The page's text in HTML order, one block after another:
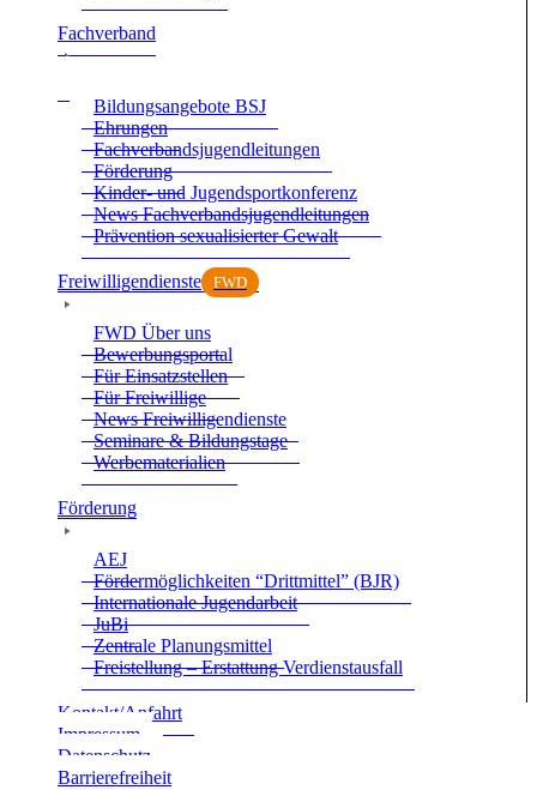
Fach­ver­band
Bil­dungs­an­ge­bote BSJ
Ehrun­gen
Fach­ver­bands­ju­gend­lei­tun­gen
För­de­rung
Kin­der- und Jugend­sport­kon­fe­renz
News Fach­ver­bands­ju­gend­lei­tun­gen
Prä­ven­tion sexua­li­sier­ter Gewalt
Frei­wil­li­gen­dienste FWD
FWD Über uns
Bewer­bungs­por­tal
Für Ein­satz­stel­len
Für Frei­wil­lige
News Frei­wil­li­gen­dienste
Semi­nare & Bil­dungs­tage
Wer­be­ma­te­ria­lien
För­de­rung
AEJ
För­der­mög­lich­kei­ten “Dritt­mit­tel” (BJR)
Inter­na­tio­nale Jugend­ar­beit
JuBi
Zen­trale Pla­nungs­mit­tel
Frei­stel­lung – Erstat­tung Ver­dienst­aus­fall
Kontakt/Anfahrt
Impres­sum
Daten­schutz
Bar­rie­re­frei­heit